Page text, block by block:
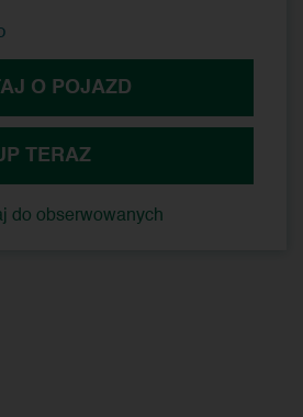
O POJAZD
TERAZ
do obserwowanych